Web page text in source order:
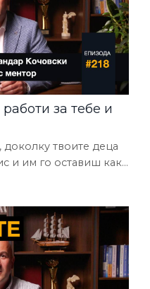
за тебе и
доколку твоите деца
и им го оставиш како
за стратегијата
кои ги
користиме како би
иднина и ја видат
б...